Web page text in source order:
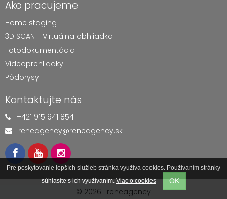
Ako pracujeme
Home staging
3D SCAN - Virtuálna obhliadka
Fotodokumentácia
Videoprehliadky
Pôdorysy
Kontaktujte nás
+421 915 941 854
reneagency@reneagency.sk
© 2026 | reneagency
Pre poskytovanie lepších služieb stránka využíva cookies. Používaním stránky
súhlasíte s ich využívaním.Viac o cookies OK